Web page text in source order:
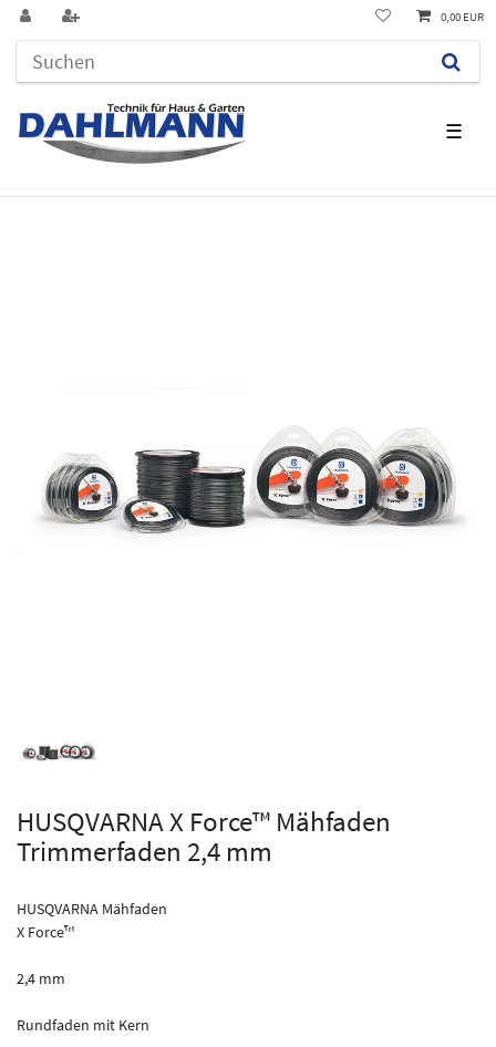
☰
0,00 EUR
HUSQVARNA X Force™ Mähfaden
Trimmerfaden 2,4 mm
HUSQVARNA Mähfaden
X Force™
2,4 mm
Rundfaden mit Kern